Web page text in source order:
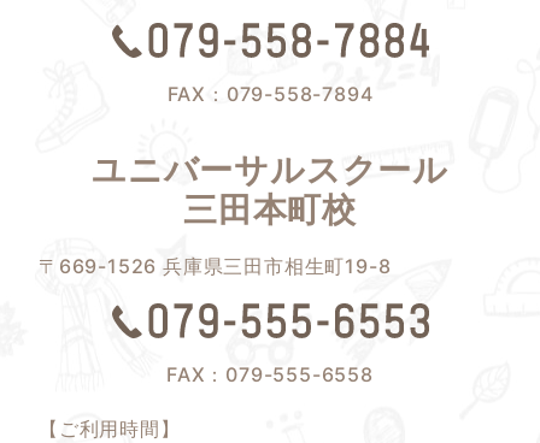
FAX：079-558-7894
ユニバーサルスクール
三田本町校
〒669-1526 兵庫県三田市相生町19-8
FAX：079-555-6558
【ご利用時間】